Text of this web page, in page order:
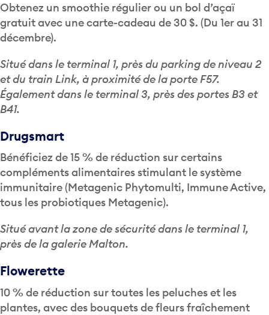
Obtenez un smoothie régulier ou un bol d’açaï
gratuit avec une carte-cadeau de 30 $. (Du 1er au 31
décembre).
Situé dans le terminal 1, près du parking de niveau 2
et du train Link, à proximité de la porte F57.
Également dans le terminal 3, près des portes B3 et
B41.
Drugsmart
Bénéficiez de 15 % de réduction sur certains
compléments alimentaires stimulant le système
immunitaire (Metagenic Phytomulti, Immune Active,
tous les probiotiques Metagenic).
Situé avant la zone de sécurité dans le terminal 1,
près de la galerie Malton.
Flowerette
10 % de réduction sur toutes les peluches et les
plantes, avec des bouquets de fleurs fraîchement